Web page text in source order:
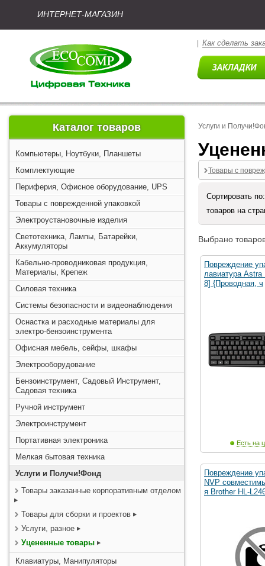
ИНТЕРНЕТ-МАГАЗИН
Как сделать
Каталог товаров
Компьютеры, Ноутбуки, Планшеты
Комплектующие
Периферия, Офисное оборудование, UPS
Товары с поврежденной упаковкой
Электроустановочные изделия
Светотехника, Лампы, Батарейки,
Аккумуляторы
Кабельно-проводниковая продукция,
Материалы, Крепеж
Силовая техника
Системы безопасности и видеонаблюдения
Оснастка и расходные материалы для
электро-бензоинструмента
Офисная мебель, сейфы, шкафы
Электрооборудование
Бензоинструмент, Садовый Инструмент,
Садовая техника
Ручной инструмент
Электроинструмент
Портативная электроника
Мелкая бытовая техника
Услуги и Получи!Фонд
Товары заказанные корпоративным отделом
Товары для сборки и проектов
Услуги, разное
Уцененные товары
Клавиатуры, Манипуляторы
Услуги и
Товары с
Сортировать
товаров на
Выбрано
Повреждение
лавиатура Astra
8] {Проводная, ч
Есть на
Повреждение
NVP
я Brother HL-